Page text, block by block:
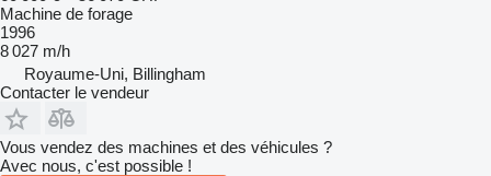
Machine de forage
1996
8 027 m/h
Royaume-Uni, Billingham
Contacter le vendeur
Vous vendez des machines et des véhicules ?
Avec nous, c'est possible !